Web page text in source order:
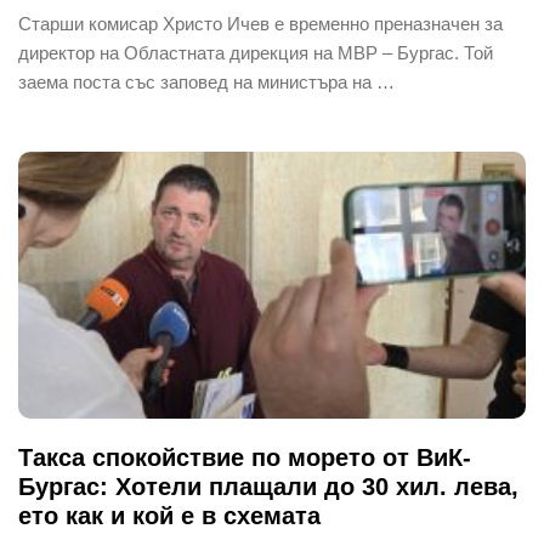
Старши комисар Христо Ичев е временно преназначен за
директор на Областната дирекция на МВР – Бургас. Той
заема поста със заповед на министъра на …
Такса спокойствие по морето от ВиК-
Бургас: Хотели плащали до 30 хил. лева,
ето как и кой е в схемата